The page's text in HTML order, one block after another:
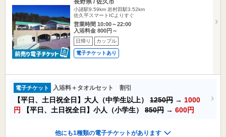
小諸駅9.59km 岩村田駅3.52km
佐久平スマートICよりすぐ
営業時間 10:00～22:00
入浴料金 800円～
日帰り カップル
電子チケットあり
電子チケット 入浴料＋タオルセット 割引
【平日、土日祝全日】大人（中学生以上） 1250円 → 1000
円
【平日、土日祝全日】小人（小学生） 850円 → 600円
他にも1種類の電子チケットがあります